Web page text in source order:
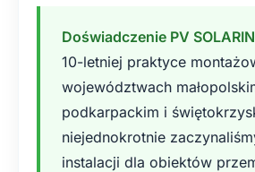
Doświadczenie PV
10-letniej praktyce
województwach
podkarpackim i
niejednokrotnie
instalacji dla obiektów